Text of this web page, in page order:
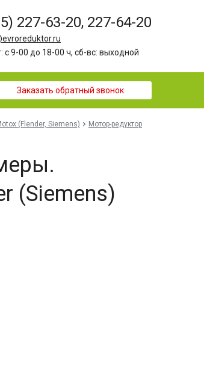
227-63-20, 227-64-20
с 9-00 до 18-00 ч, сб-вс: выходной
Заказать обратный звонок
(Flender, Siemens) Мотор-редуктор
(Siemens)